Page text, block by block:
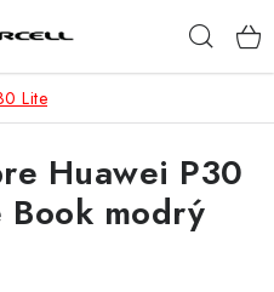
Lite
Huawei P30
Book modrý